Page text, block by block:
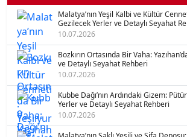
Malatya’nın Yeşil Kalbi ve Kültür
Gezilecek Yerler ve Detaylı Seyahat
10.07.2026
Bozkırın Ortasında Bir Vaha:
ve Detaylı Seyahat Rehberi
10.07.2026
Kubbe Dağı’nın Ardındaki Gizem:
Yerler ve Detaylı Seyahat Rehberi
10.07.2026